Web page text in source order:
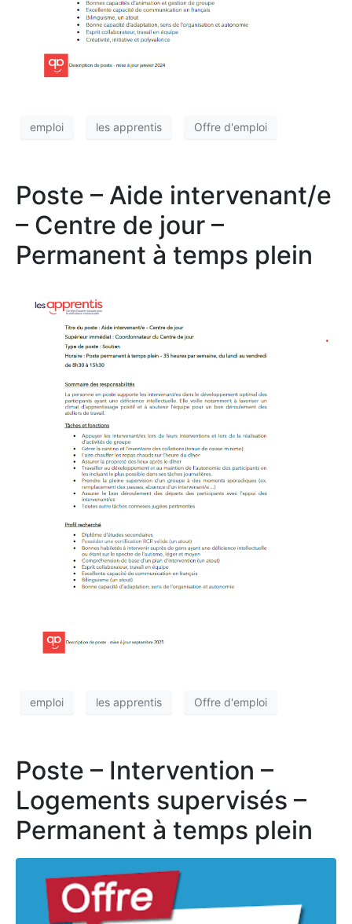
emploi les apprentis Offre d'emploi
Poste – Aide intervenant/e
– Centre de jour –
Permanent à temps plein
emploi les apprentis Offre d'emploi
Poste – Intervention –
Logements supervisés –
Permanent à temps plein